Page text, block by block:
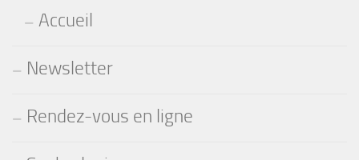
Accueil
Newsletter
Rendez-vous en ligne